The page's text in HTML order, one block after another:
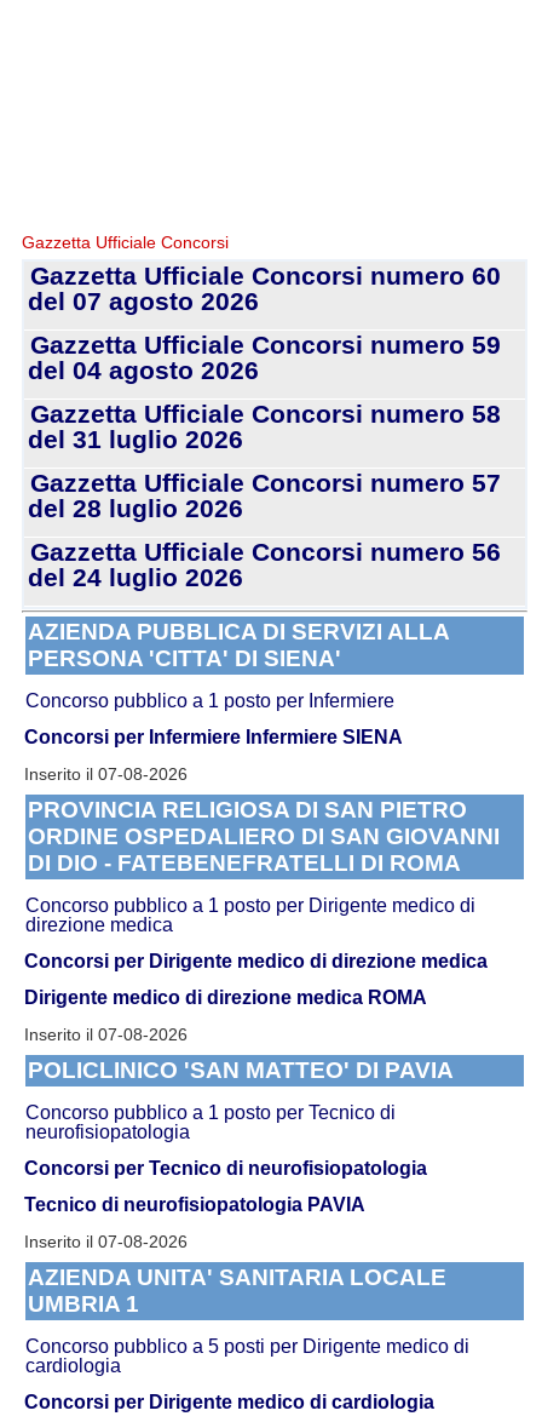
Gazzetta Ufficiale Concorsi
Gazzetta Ufficiale Concorsi numero 60
del 07 agosto 2026
Gazzetta Ufficiale Concorsi numero 59
del 04 agosto 2026
Gazzetta Ufficiale Concorsi numero 58
del 31 luglio 2026
Gazzetta Ufficiale Concorsi numero 57
del 28 luglio 2026
Gazzetta Ufficiale Concorsi numero 56
del 24 luglio 2026
AZIENDA PUBBLICA DI SERVIZI ALLA
PERSONA 'CITTA' DI SIENA'
Concorso pubblico a 1 posto per Infermiere
Concorsi per Infermiere Infermiere SIENA
Inserito il 07-08-2026
PROVINCIA RELIGIOSA DI SAN PIETRO
ORDINE OSPEDALIERO DI SAN GIOVANNI
DI DIO - FATEBENEFRATELLI DI ROMA
Concorso pubblico a 1 posto per Dirigente medico di
direzione medica
Concorsi per Dirigente medico di direzione medica
Dirigente medico di direzione medica ROMA
Inserito il 07-08-2026
POLICLINICO 'SAN MATTEO' DI PAVIA
Concorso pubblico a 1 posto per Tecnico di
neurofisiopatologia
Concorsi per Tecnico di neurofisiopatologia
Tecnico di neurofisiopatologia PAVIA
Inserito il 07-08-2026
AZIENDA UNITA' SANITARIA LOCALE
UMBRIA 1
Concorso pubblico a 5 posti per Dirigente medico di
cardiologia
Concorsi per Dirigente medico di cardiologia